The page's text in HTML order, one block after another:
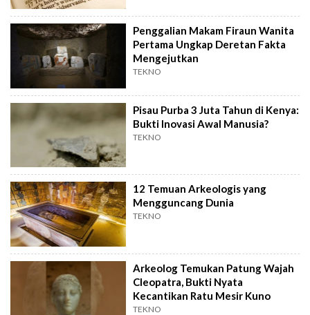
Penggalian Makam Firaun Wanita
Pertama Ungkap Deretan Fakta
Mengejutkan
TEKNO
Pisau Purba 3 Juta Tahun di Kenya:
Bukti Inovasi Awal Manusia?
TEKNO
12 Temuan Arkeologis yang
Mengguncang Dunia
TEKNO
Arkeolog Temukan Patung Wajah
Cleopatra, Bukti Nyata
Kecantikan Ratu Mesir Kuno
TEKNO